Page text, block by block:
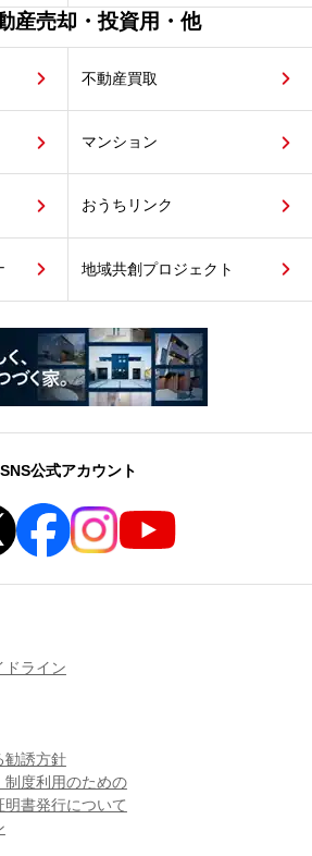
産売却・投資用・他
不動産買取
マンション
おうちリンク
地域共創プロジェクト
SNS公式アカウント
ドライン
勧誘方針
度利用のための
書発行について